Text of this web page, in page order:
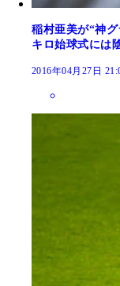
稲村亜美が“神
キロ始球式には
2016年04月27日